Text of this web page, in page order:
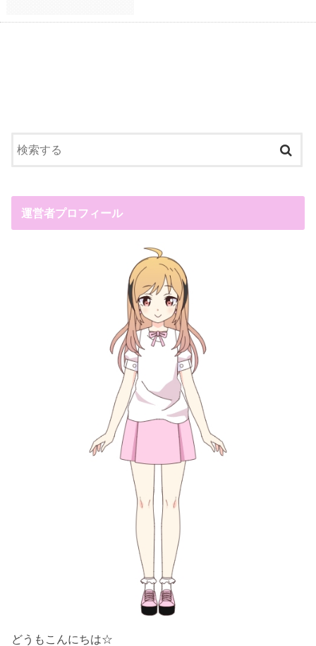
運営者プロフィール
どうもこんにちは☆